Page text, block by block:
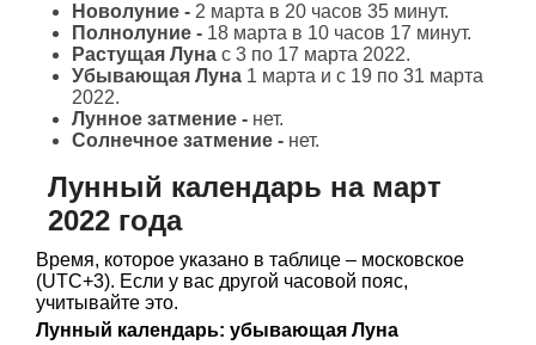
Новолуние - 2 марта в 20 часов 35 минут.
Полнолуние - 18 марта в 10 часов 17 минут.
Растущая Луна с 3 по 17 марта 2022.
Убывающая Луна 1 марта и с 19 по 31 марта
2022.
Лунное затмение - нет.
Солнечное затмение - нет.
Лунный календарь на март
2022 года
Время, которое указано в таблице – московское
(UTC+3). Если у вас другой часовой пояс,
учитывайте это.
Лунный календарь: убывающая Луна